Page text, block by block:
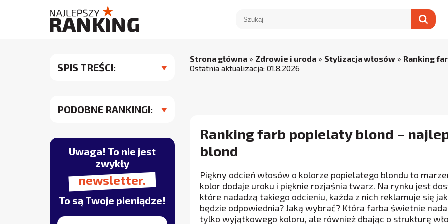
SPIS TREŚCI:
PODOBNE RANKINGI:
Uwaga! To nie jest
zwykły
newsletter.
To są Twoje pieniądze!
Strona główna » Zdrowie i uroda » Stylizacja włosów » Ranking
Ostatnia aktualizacja: 01.8.2026
Ranking farb popielaty blond –
blond
Piękny odcień włosów o kolorze popielatego blondu to
kolor dodaje uroku i pięknie rozjaśnia twarz. Na rynku jest
które nadadzą takiego odcieniu, każda z nich reklamuje się
będzie odpowiednia? Jaką wybrać? Która farba świetnie
tylko wyjątkowego koloru, ale również dbając o strukturę